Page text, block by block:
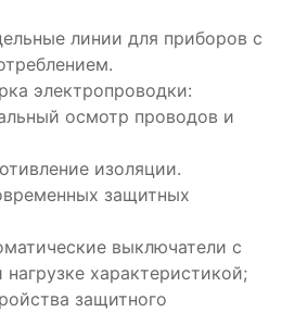
линии для приборов с
электропроводки:
осмотр проводов и
изоляции.
защитных
выключатели с
характеристикой;
защитного